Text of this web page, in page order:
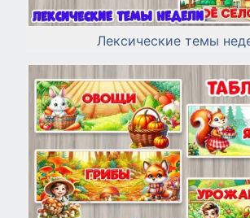
Лексические темы